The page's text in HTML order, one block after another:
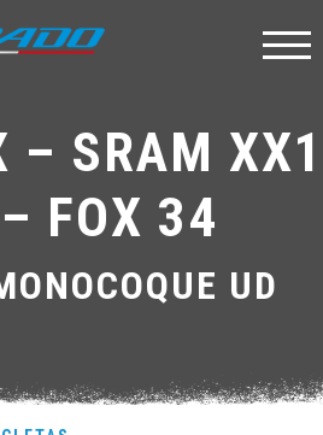
– SRAM
FOX 34
UD